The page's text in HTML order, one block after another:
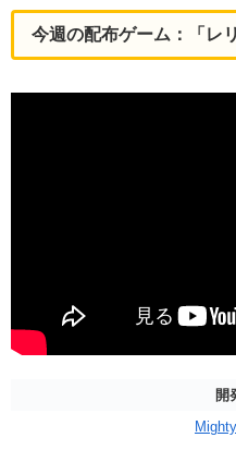
今週の配布ゲーム：「レ
開